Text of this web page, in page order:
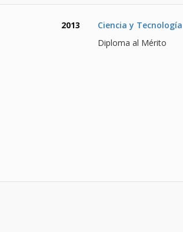
2013
Ciencia y Tecnología
Diploma al Mérito